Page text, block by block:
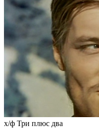
х/ф Три плюс два